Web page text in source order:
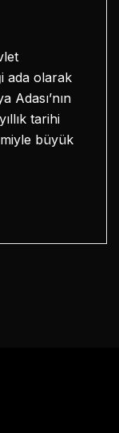
ada olarak
Adası’nın
tarihi
büyük